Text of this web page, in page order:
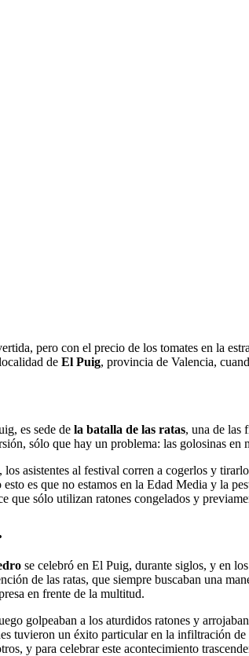
pero con el precio de los tomates en la
de El Puig, provincia de Valencia,
es sede de la batalla de las ratas, una de las
sólo que hay un problema: las golosinas en
asistentes al festival corren a cogerlos y
es que no estamos en la Edad Media y la
sólo utilizan ratones congelados y
se celebró en El Puig, durante siglos, y en
de las ratas, que siempre buscaban una
en frente de la multitud.
golpeaban a los aturdidos ratones y
tuvieron un éxito particular en la infiltración
y para celebrar este acontecimiento